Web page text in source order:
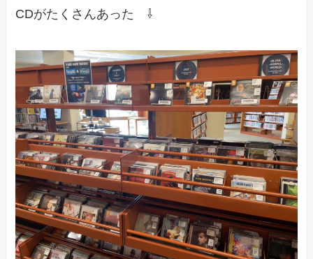
CDがたくさんあった ⇩